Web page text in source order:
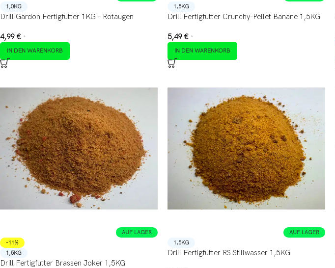
1,0KG
Drill Gardon Fertigfutter 1KG – Rotaugen
4,99 € *
IN DEN WARENKORB
1,5KG
Drill Fertigfutter Crunchy-Pellet Banane 1,5KG
5,49 € *
IN DEN WARENKORB
AUF LAGER
-11%
1,5KG
Drill Fertigfutter Brassen Joker 1,5KG
AUF LAGER
1,5KG
Drill Fertigfutter RS Stillwasser 1,5KG